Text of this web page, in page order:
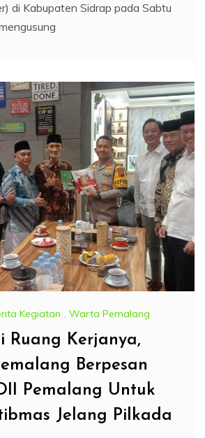
di Kabupaten Sidrap pada Sabtu
Kegiatan , Warta Pemalang
Ruang Kerjanya,
Berpesan
Pemalang Untuk
Jelang Pilkada